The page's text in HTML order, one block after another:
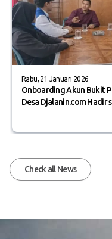
Rabu, 21 Januari 2026
Onboarding Akun Bukit
Desa Djalanin.com Hadir
Check all News